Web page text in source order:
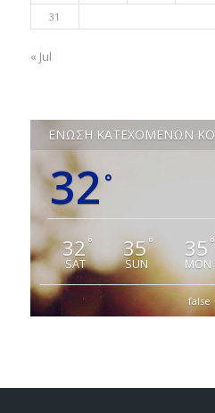
31
« Jul
32 °
32°
SAT
35°
SUN
35 °
MON
false